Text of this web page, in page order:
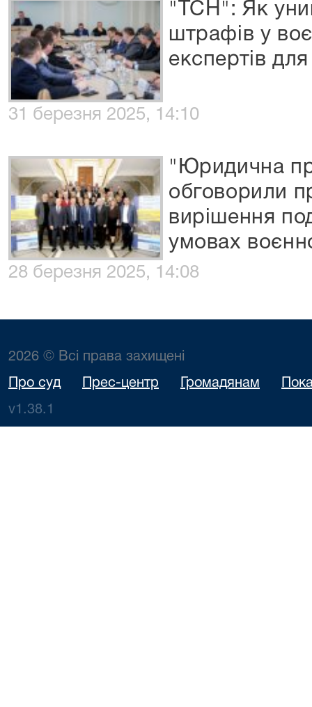
"ТСН": Як
штрафів у
експертів
31 березня 2025, 14:10
"Юридична
обговорили
вирішення
умовах
28 березня 2025, 14:08
2026 © Всі права захищені
Про суд Прес-центр Громадянам
v1.38.1